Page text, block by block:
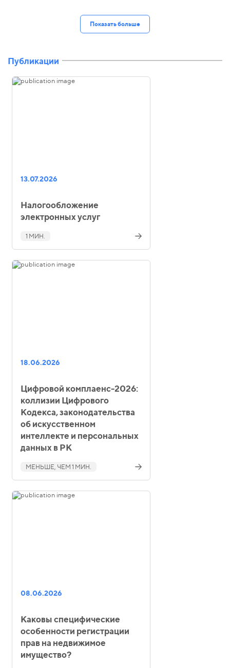
Показать больше
Публикации
13.07.2026
Налогообложение
электронных услуг
1 МИН.
18.06.2026
Цифровой комплаенс-2026:
коллизии Цифрового
Кодекса, законодательства
об искусственном
интеллекте и персональных
данных в РК
МЕНЬШЕ, ЧЕМ 1 МИН.
08.06.2026
Каковы специфические
особенности регистрации
прав на недвижимое
имущество?